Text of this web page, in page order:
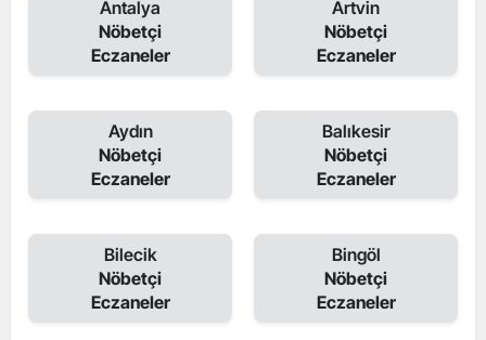
Antalya
Nöbetçi
Eczaneler
Artvin
Nöbetçi
Eczaneler
Aydın
Nöbetçi
Eczaneler
Balıkesir
Nöbetçi
Eczaneler
Bilecik
Nöbetçi
Eczaneler
Bingöl
Nöbetçi
Eczaneler